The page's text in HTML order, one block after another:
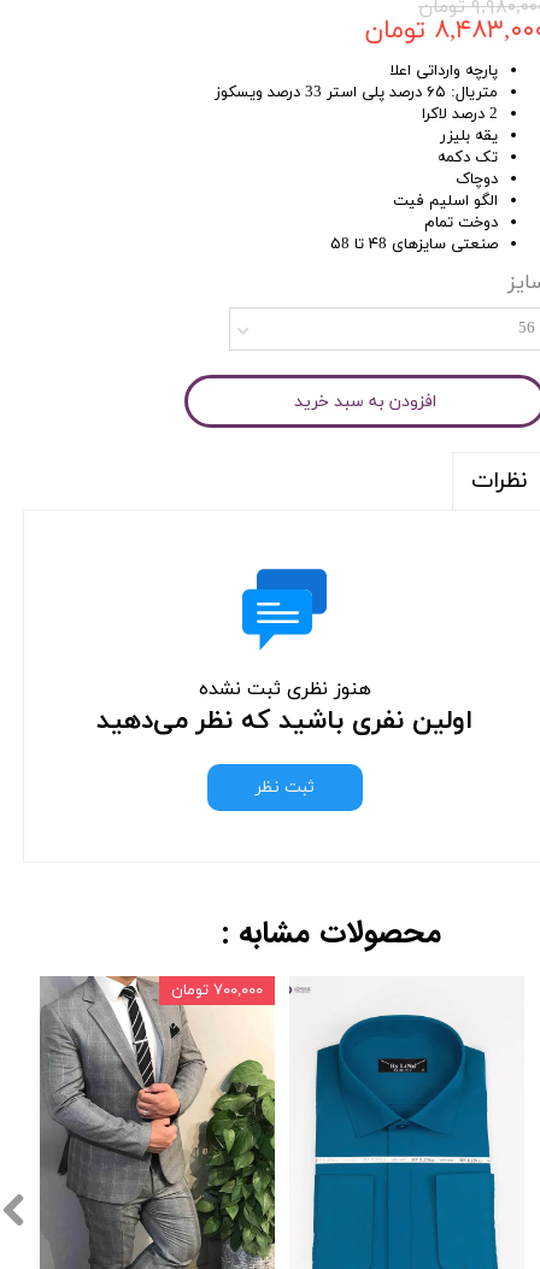
تومان
تومان
پارچه وارداتی اعلا
متریال: ۶۵ درصد پلی استر 33 درصد ویسکوز
2 درصد لاکرا
یقه بلیزر
تک دکمه
دوچاک
الگو اسلیم فیت
دوخت تمام
صنعتی سایزهای ۴8 تا ۵8
56
افزودن به سبد خرید
نظرات
هنوز نظری ثبت نشده
اولین نفری باشید که نظر می‌دهید
ثبت نظر
۷۰۰,۰۰۰ تومان
محصولات مشابه :